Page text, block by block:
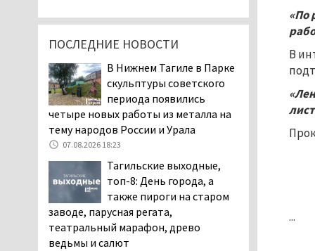
«По
В
...
ПОСЛЕДНИЕ НОВОСТИ
В Нижнем Тагиле в Парке
скульптуры советского
периода появились
четыре новых работы из металла на
тему народов России и Урала
07.08.2026 18:23
Тагильские выходные,
топ-8: День города, а
также пироги на старом
заводе, парусная регата,
театральный марафон, древо
ведьмы и салют